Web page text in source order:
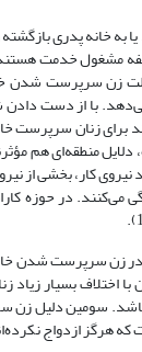
به خانه پدری
مشغول خدمت
زن سرپرست شدن
با از دست
درخصوص زن‌‌سرپرستی
کار، بخشی از
در حوزه